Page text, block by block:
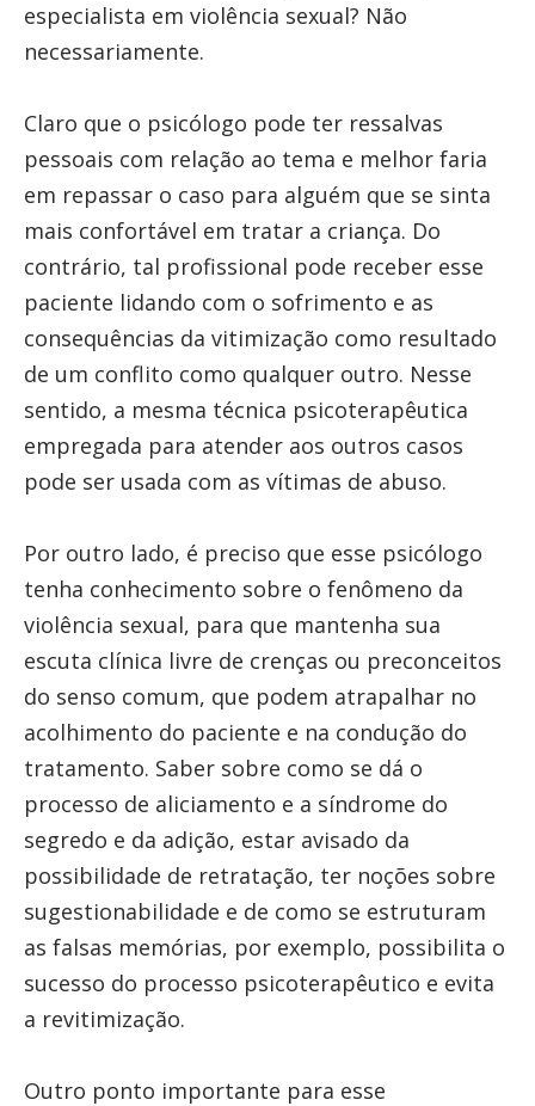
especialista em violência sexual? Não
necessariamente.
Claro que o psicólogo pode ter ressalvas
pessoais com relação ao tema e melhor faria
em repassar o caso para alguém que se sinta
mais confortável em tratar a criança. Do
contrário, tal profissional pode receber esse
paciente lidando com o sofrimento e as
consequências da vitimização como resultado
de um conflito como qualquer outro. Nesse
sentido, a mesma técnica psicoterapêutica
empregada para atender aos outros casos
pode ser usada com as vítimas de abuso.
Por outro lado, é preciso que esse psicólogo
tenha conhecimento sobre o fenômeno da
violência sexual, para que mantenha sua
escuta clínica livre de crenças ou preconceitos
do senso comum, que podem atrapalhar no
acolhimento do paciente e na condução do
tratamento. Saber sobre como se dá o
processo de aliciamento e a síndrome do
segredo e da adição, estar avisado da
possibilidade de retratação, ter noções sobre
sugestionabilidade e de como se estruturam
as falsas memórias, por exemplo, possibilita o
sucesso do processo psicoterapêutico e evita
a revitimização.
Outro ponto importante para esse